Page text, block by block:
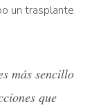
un trasplante
más sencillo
que